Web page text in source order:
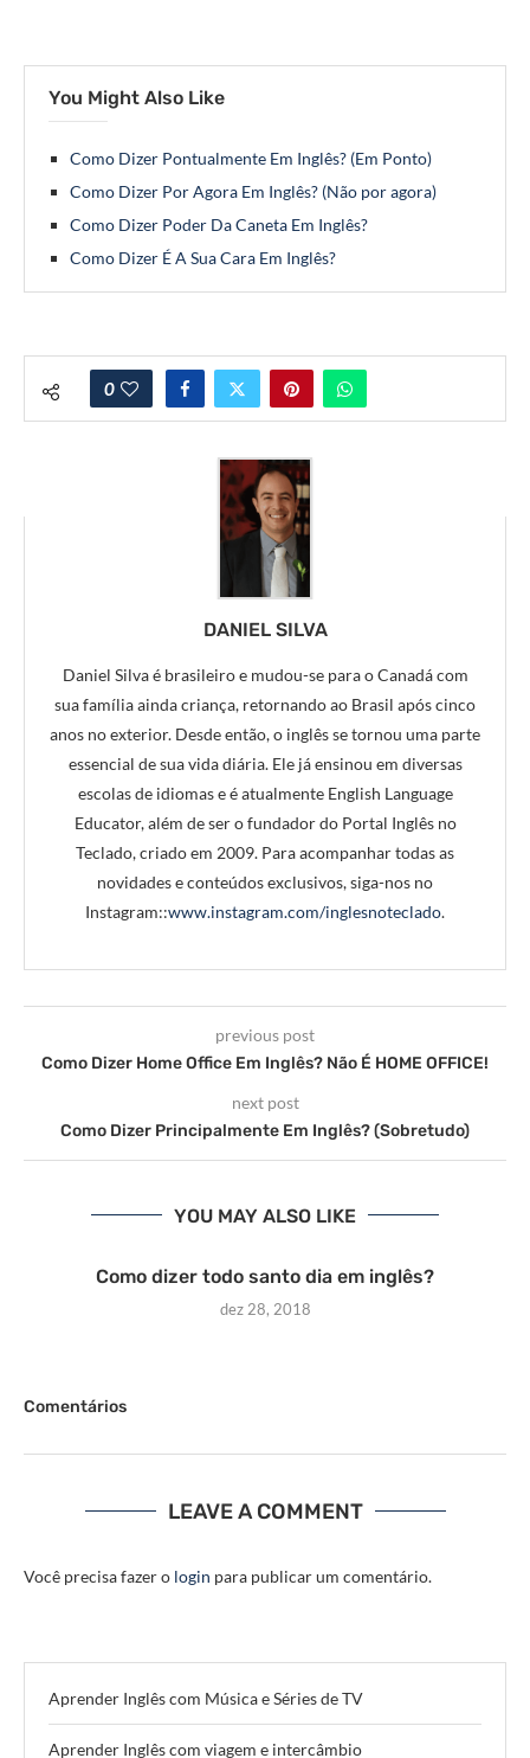
You Might Also Like
Como Dizer Pontualmente Em Inglês? (Em Ponto)
Como Dizer Por Agora Em Inglês? (Não por agora)
Como Dizer Poder Da Caneta Em Inglês?
Como Dizer É A Sua Cara Em Inglês?
0
DANIEL SILVA
Daniel Silva é brasileiro e mudou-se para o Canadá com
sua família ainda criança, retornando ao Brasil após cinco
anos no exterior. Desde então, o inglês se tornou uma parte
essencial de sua vida diária. Ele já ensinou em diversas
escolas de idiomas e é atualmente English Language
Educator, além de ser o fundador do Portal Inglês no
Teclado, criado em 2009. Para acompanhar todas as
novidades e conteúdos exclusivos, siga-nos no
Instagram::www.instagram.com/inglesnoteclado.
previous post
Como Dizer Home Office Em Inglês? Não É HOME OFFICE!
next post
Como Dizer Principalmente Em Inglês? (Sobretudo)
YOU MAY ALSO LIKE
Como dizer todo santo dia em inglês?
dez 28, 2018
Comentários
LEAVE A COMMENT
Você precisa fazer o login para publicar um comentário.
Aprender Inglês com Música e Séries de TV
Aprender Inglês com viagem e intercâmbio